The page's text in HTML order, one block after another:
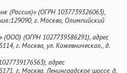
(Россия)» (ОГРН 1037739326063),
г. Москва, Олимпийский
(ООО) (ОГРН 1027739586291), адрес
г. Москва, ул. Кожевническая., д.
адрес
г. Москва, Ленинградское шоссе, д.